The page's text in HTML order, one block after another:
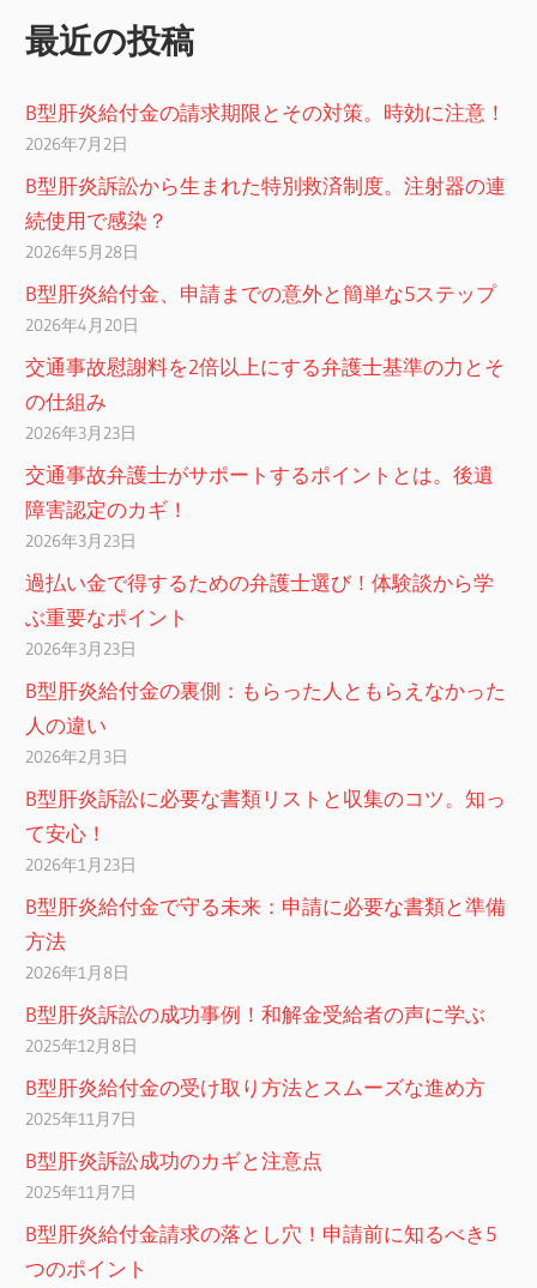
ー
シ
ョ
ン
最近の投稿
B型肝炎給付金の請求期限とその対策。時効に注意！
2026年7月2日
B型肝炎訴訟から生まれた特別救済制度。注射器の連
続使用で感染？
2026年5月28日
B型肝炎給付金、申請までの意外と簡単な5ステップ
2026年4月20日
交通事故慰謝料を2倍以上にする弁護士基準の力とそ
の仕組み
2026年3月23日
交通事故弁護士がサポートするポイントとは。後遺
障害認定のカギ！
2026年3月23日
過払い金で得するための弁護士選び！体験談から学
ぶ重要なポイント
2026年3月23日
B型肝炎給付金の裏側：もらった人ともらえなかった
人の違い
2026年2月3日
B型肝炎訴訟に必要な書類リストと収集のコツ。知っ
て安心！
2026年1月23日
B型肝炎給付金で守る未来：申請に必要な書類と準備
方法
2026年1月8日
B型肝炎訴訟の成功事例！和解金受給者の声に学ぶ
2025年12月8日
B型肝炎給付金の受け取り方法とスムーズな進め方
2025年11月7日
B型肝炎訴訟成功のカギと注意点
2025年11月7日
B型肝炎給付金請求の落とし穴！申請前に知るべき5
つのポイント